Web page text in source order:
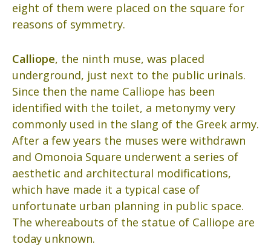
eight of them were placed on the square for
reasons of symmetry.
Calliope, the ninth muse, was placed
underground, just next to the public urinals.
Since then the name Calliope has been
identified with the toilet, a metonymy very
commonly used in the slang of the Greek army.
After a few years the muses were withdrawn
and Omonoia Square underwent a series of
aesthetic and architectural modifications,
which have made it a typical case of
unfortunate urban planning in public space.
The whereabouts of the statue of Calliope are
today unknown.